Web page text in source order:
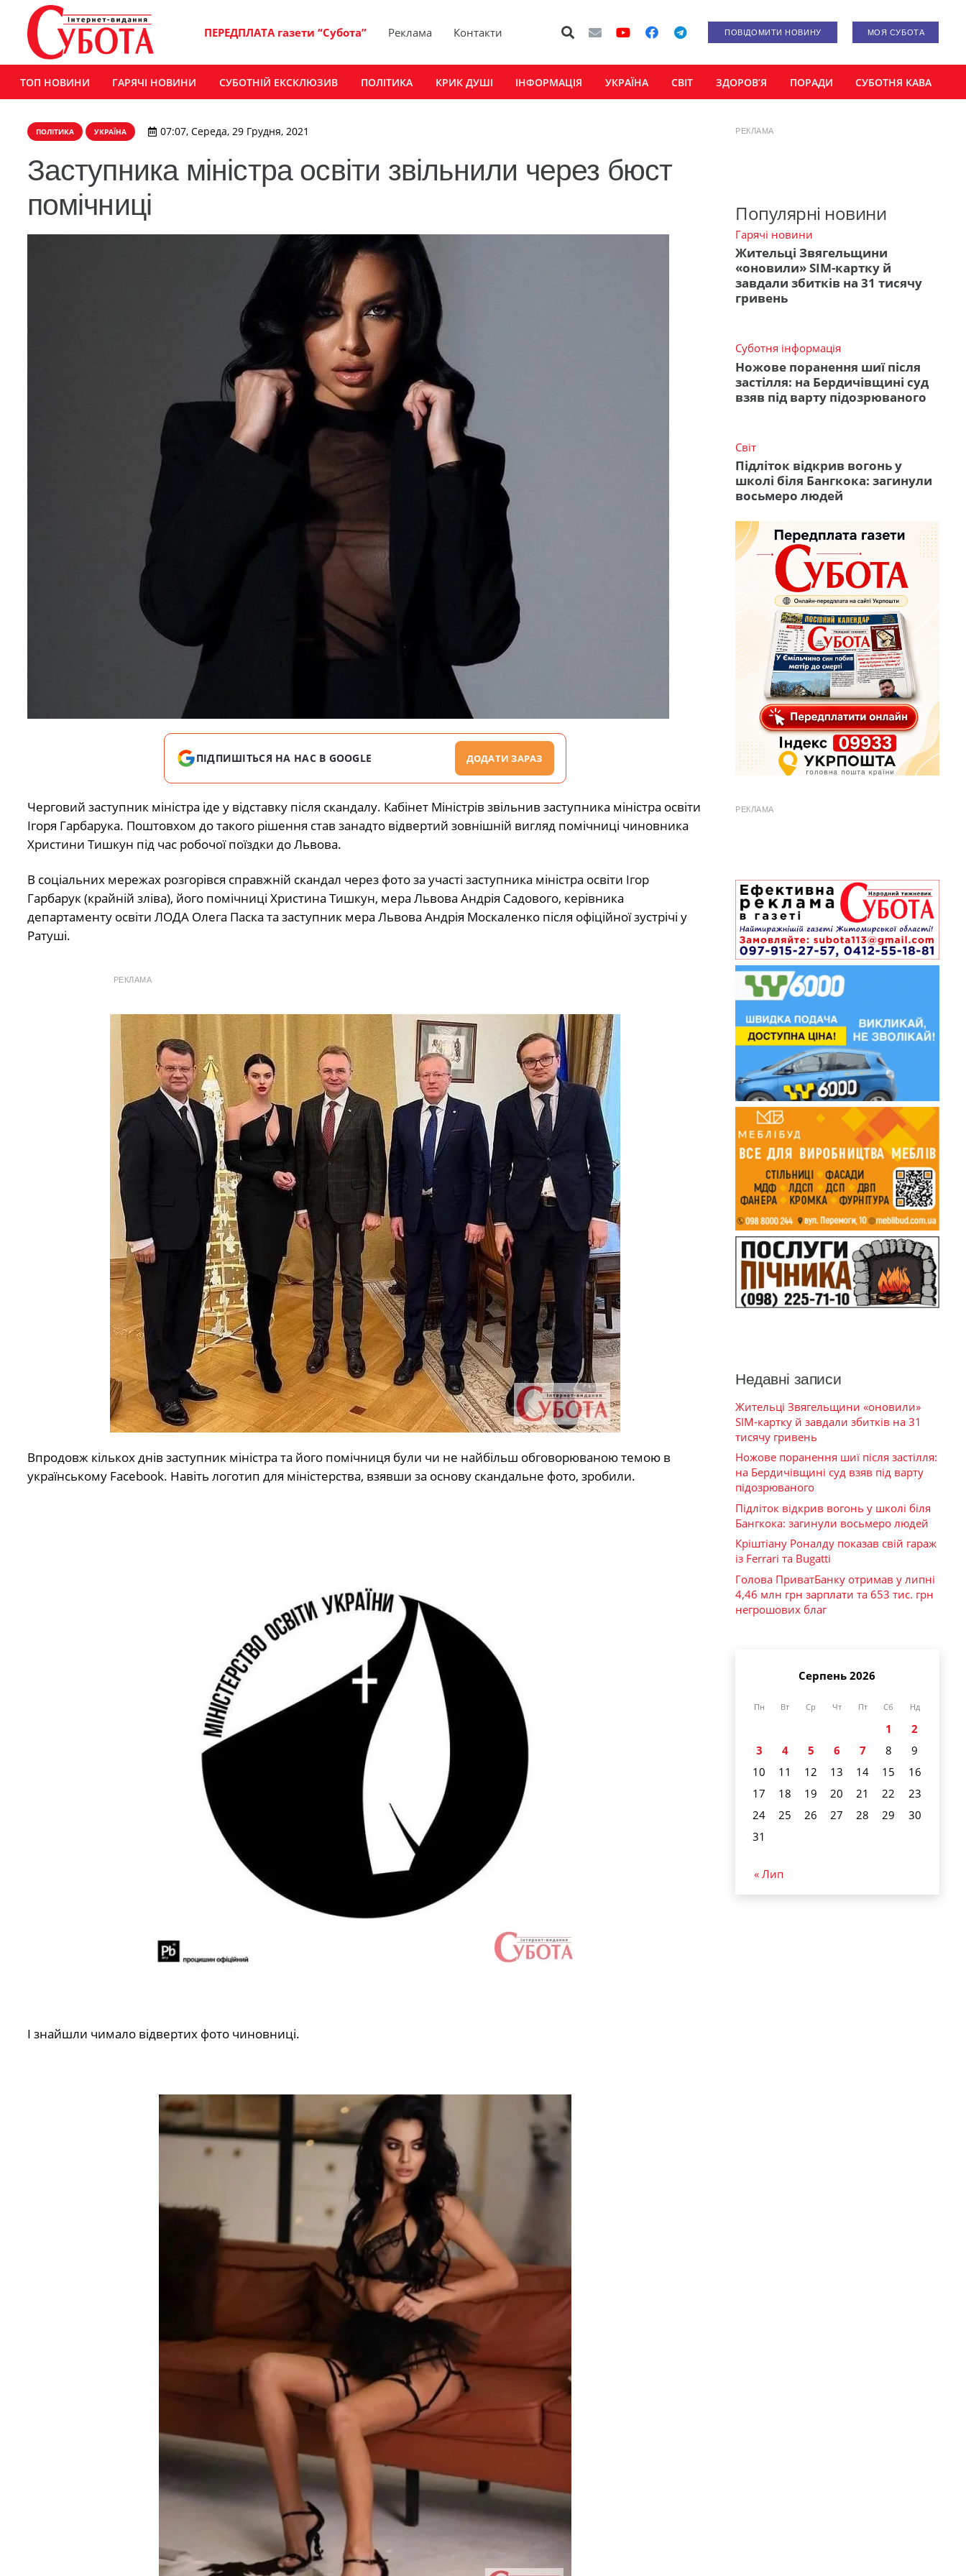
ПЕРЕДПЛАТА газети “Субота” Реклама Контакти ПОВІДОМИТИ НОВИНУ МОЯ СУБОТА
ТОП НОВИНИ ГАРЯЧІ НОВИНИ СУБОТНІЙ ЕКСКЛЮЗИВ ПОЛІТИКА КРИК ДУШІ ІНФОРМАЦІЯ УКРАЇНА СВІТ ЗДОРОВ’Я ПОРАДИ СУБОТНЯ КАВА
ПОЛІТИКА УКРАЇНА 07:07, Середа, 29 Грудня, 2021
Заступника міністра освіти звільнили через бюст
помічниці
ПІДПИШІТЬСЯ НА НАС В GOOGLE ДОДАТИ ЗАРАЗ
Черговий заступник міністра іде у відставку після скандалу. Кабінет Міністрів звільнив заступника міністра освіти
Ігоря Гарбарука. Поштовхом до такого рішення став занадто відвертий зовнішній вигляд помічниці чиновника
Христини Тишкун під час робочої поїздки до Львова.
В соціальних мережах розгорівся справжній скандал через фото за участі заступника міністра освіти Ігор
Гарбарук (крайній зліва), його помічниці Христина Тишкун, мера Львова Андрія Садового, керівника
департаменту освіти ЛОДА Олега Паска та заступник мера Львова Андрія Москаленко після офіційної зустрічі у
Ратуші.
РЕКЛАМА
Впродовж кількох днів заступник міністра та його помічниця були чи не найбільш обговорюваною темою в
українському Facebook. Навіть логотип для міністерства, взявши за основу скандальне фото, зробили.
І знайшли чимало відвертих фото чиновниці.
РЕКЛАМА
Популярні новини
Гарячі новини
Жительці Звягельщини
«оновили» SIM-картку й
завдали збитків на 31 тисячу
гривень
Суботня інформація
Ножове поранення шиї після
застілля: на Бердичівщині суд
взяв під варту підозрюваного
Світ
Підліток відкрив вогонь у
школі біля Бангкока: загинули
восьмеро людей
РЕКЛАМА
Недавні записи
Жительці Звягельщини «оновили»
SIM-картку й завдали збитків на 31
тисячу гривень
Ножове поранення шиї після застілля:
на Бердичівщині суд взяв під варту
підозрюваного
Підліток відкрив вогонь у школі біля
Бангкока: загинули восьмеро людей
Кріштіану Роналду показав свій гараж
із Ferrari та Bugatti
Голова ПриватБанку отримав у липні
4,46 млн грн зарплати та 653 тис. грн
негрошових благ
Серпень 2026
Пн Вт Ср Чт Пт Сб Нд
1
2
3
4 5 6 7 8
9
10
11 12 13 14 15
16
17
18 19 20 21 22
23
24
25 26 27 28 29
30
31
« Лип